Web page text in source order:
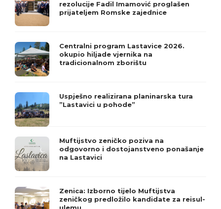
rezolucije Fadil Imamović proglašen
prijateljem Romske zajednice
Centralni program Lastavice 2026.
okupio hiljade vjernika na
tradicionalnom zborištu
Uspješno realizirana planinarska tura
”Lastavici u pohode”
Muftijstvo zeničko poziva na
odgovorno i dostojanstveno ponašanje
na Lastavici
Zenica: Izborno tijelo Muftijstva
zeničkog predložilo kandidate za reisul-